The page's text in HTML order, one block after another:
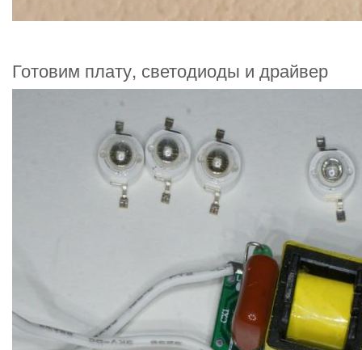
Готовим плату, светодиоды и драйвер